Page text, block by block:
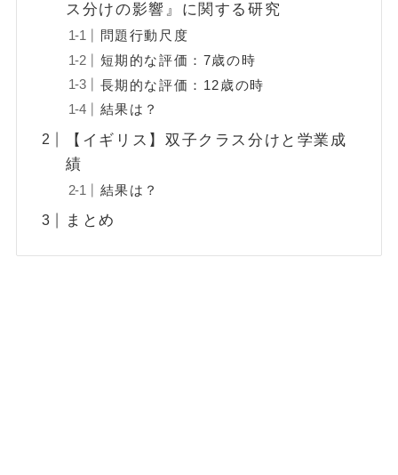
ス分けの影響』に関する研究
問題行動尺度
短期的な評価：7歳の時
長期的な評価：12歳の時
結果は？
【イギリス】双子クラス分けと学業成
績
結果は？
まとめ